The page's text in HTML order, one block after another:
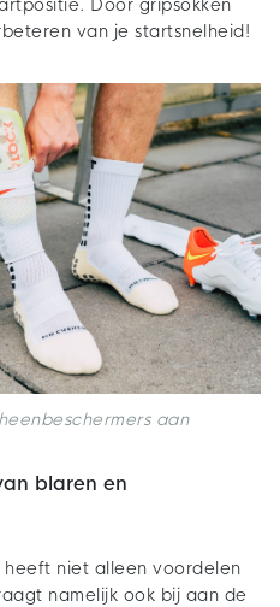
Door gripsokken
van je startsnelheid!
aan
blaren en
niet alleen voordelen
namelijk ook bij aan de